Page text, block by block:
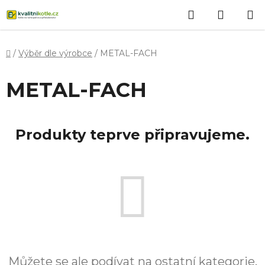
na
obsah
Hledat
KOŠÍK
Domů
/ Výběr dle výrobce / METAL-FACH
METAL-FACH
Produkty teprve připravujeme.
Můžete se ale podívat na ostatní kategorie.